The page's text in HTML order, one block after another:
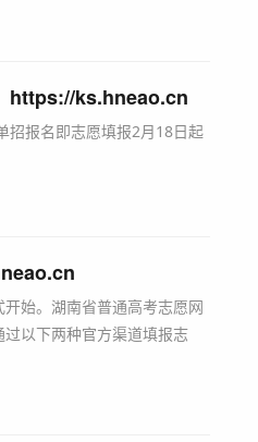
https://ks.hneao.cn
招报名即志愿填报2月18日起
始。湖南省普通高考志愿网
以下两种官方渠道填报志